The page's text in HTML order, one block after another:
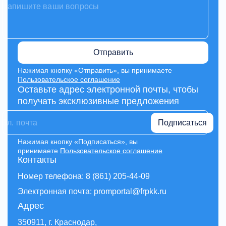
Контакты
Номер телефона: 8 (861) 205-44-09
Электронная почта: promportal@frpkk.ru
Адрес
350911, г. Краснодар,
Отправить
Нажимая кнопку «Отправить», вы принимаете
Пользовательское соглашение
Оставьте адрес электронной почты, чтобы
получать эксклюзивные предложения
Подписаться
Нажимая кнопку «Подписаться», вы
принимаете Пользовательское соглашение